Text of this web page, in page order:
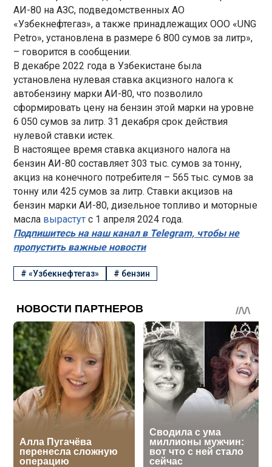
АИ-80 на АЗС, подведомственных АО
«Узбекнефтегаз», а также принадлежащих ООО «UNG
Petro», установлена в размере 6 800 сумов за литр»,
– говорится в сообщении.
В декабре 2022 года в Узбекистане была
установлена нулевая ставка акцизного налога к
автобензину марки АИ-80, что позволило
сформировать цену на бензин этой марки на уровне
6 050 сумов за литр. 31 декабря срок действия
нулевой ставки истек.
В настоящее время ставка акцизного налога на
бензин АИ-80 составляет 303 тыс. сумов за тонну,
акциз на конечного потребителя – 565 тыс. сумов за
тонну или 425 сумов за литр. Ставки акцизов на
бензин марки АИ-80, дизельное топливо и моторные
масла вырастут с 1 апреля 2024 года.
Подпишитесь на наш канал в Telegram, чтобы не
пропустить важные новости
#«Узбекнефтегаз» # бензин